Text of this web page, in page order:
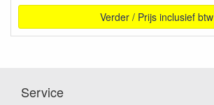
Verder / Prijs inclusief btw
Service